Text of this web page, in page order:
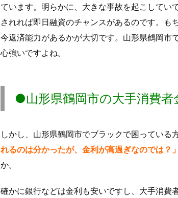
ています。明らかに、大きな事故を起こしてい
されれば即日融資のチャンスがあるのです。
今返済能力があるかが大切です。山形県鶴岡市
心強いですよね。
●山形県鶴岡市の大手消費
しかし、山形県鶴岡市でブラックで困っている
れるのは分かったが、金利が高過ぎなのでは？」
か。
確かに銀行などは金利も安いですし、大手消費